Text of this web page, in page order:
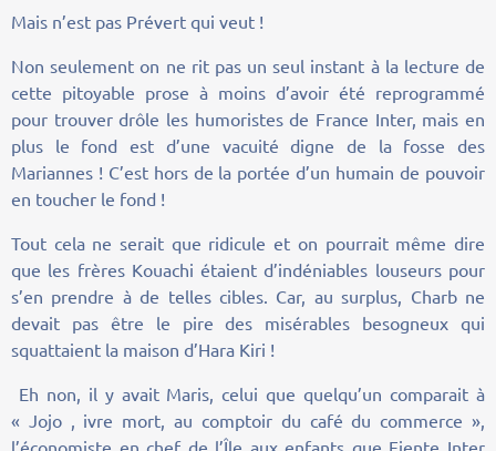
Mais n’est pas Prévert qui veut !
Non seulement on ne rit pas un seul instant à la lecture de
cette pitoyable prose à moins d’avoir été reprogrammé
pour trouver drôle les humoristes de France Inter, mais en
plus le fond est d’une vacuité digne de la fosse des
Mariannes ! C’est hors de la portée d’un humain de pouvoir
en toucher le fond !
Tout cela ne serait que ridicule et on pourrait même dire
que les frères Kouachi étaient d’indéniables louseurs pour
s’en prendre à de telles cibles. Car, au surplus, Charb ne
devait pas être le pire des misérables besogneux qui
squattaient la maison d’Hara Kiri !
Eh non, il y avait Maris, celui que quelqu’un comparait à
« Jojo , ivre mort, au comptoir du café du commerce »,
l’économiste en chef de l’Île aux enfants que Fiente Inter